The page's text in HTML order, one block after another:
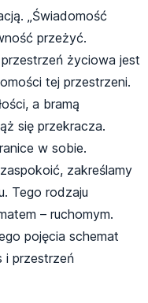
„Świadomość
przeżyć.
życiowa jest
tej przestrzeni.
a bramą
się przekracza.
w sobie.
zakreślamy
Tego rodzaju
– ruchomym.
pojęcia schemat
i przestrzeń